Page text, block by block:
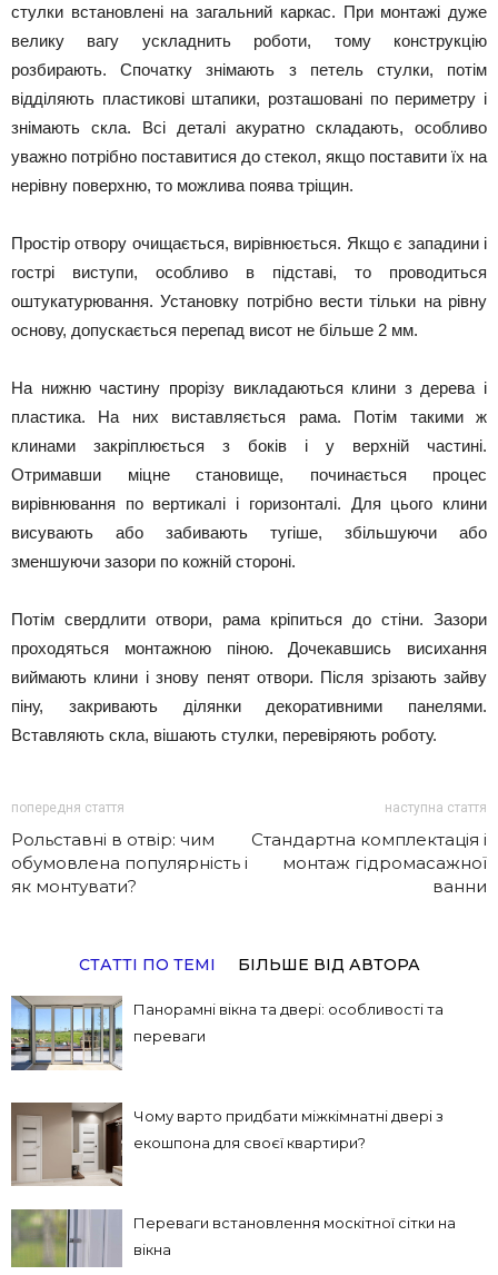
стулки встановлені на загальний каркас. При монтажі дуже
велику вагу ускладнить роботи, тому конструкцію
розбирають. Спочатку знімають з петель стулки, потім
відділяють пластикові штапики, розташовані по периметру і
знімають скла. Всі деталі акуратно складають, особливо
уважно потрібно поставитися до стекол, якщо поставити їх на
нерівну поверхню, то можлива поява тріщин.
Простір отвору очищається, вирівнюється. Якщо є западини і
гострі виступи, особливо в підставі, то проводиться
оштукатурювання. Установку потрібно вести тільки на рівну
основу, допускається перепад висот не більше 2 мм.
На нижню частину прорізу викладаються клини з дерева і
пластика. На них виставляється рама. Потім такими ж
клинами закріплюється з боків і у верхній частині.
Отримавши міцне становище, починається процес
вирівнювання по вертикалі і горизонталі. Для цього клини
висувають або забивають тугіше, збільшуючи або
зменшуючи зазори по кожній стороні.
Потім свердлити отвори, рама кріпиться до стіни. Зазори
проходяться монтажною піною. Дочекавшись висихання
виймають клини і знову пенят отвори. Після зрізають зайву
піну, закривають ділянки декоративними панелями.
Вставляють скла, вішають стулки, перевіряють роботу.
попередня стаття
Рольставні в отвір: чим
обумовлена ​​популярність і
як монтувати?
наступна стаття
Стандартна комплектація і
монтаж гідромасажної
ванни
СТАТТІ ПО ТЕМІ БІЛЬШЕ ВІД АВТОРА
Панорамні вікна та двері: особливості та
переваги
Чому варто придбати міжкімнатні двері з
екошпона для своєї квартири?
Переваги встановлення москітної сітки на
вікна